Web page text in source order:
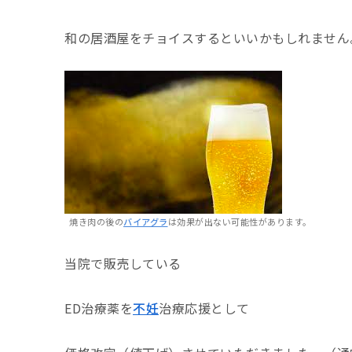
和の居酒屋をチョイスするといいかもしれませ
焼き肉の後のバイアグラは効果が出ない可能性があります。
当院で販売している
ED治療薬を不妊治療応援として